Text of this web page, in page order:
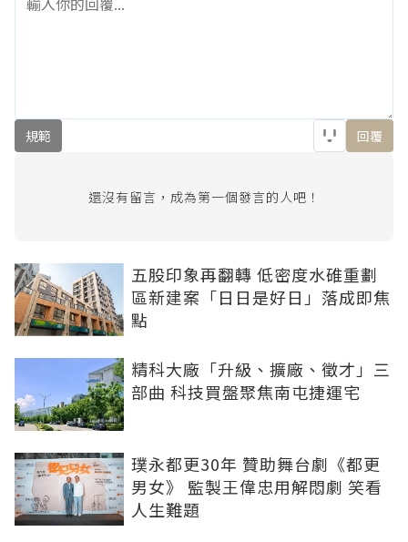
規範 回覆
還沒有留言，成為第一個發言的人吧！
五股印象再翻轉 低密度水碓重劃
區新建案「日日是好日」落成即焦
點
精科大廠「升級、擴廠、徵才」三
部曲 科技買盤聚焦南屯捷運宅
璞永都更30年 贊助舞台劇《都更
男女》 監製王偉忠用解悶劇 笑看
人生難題